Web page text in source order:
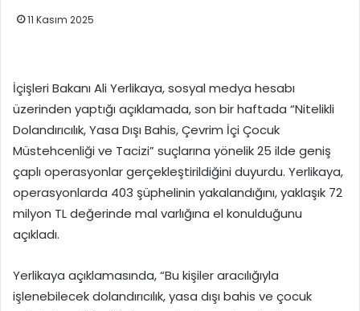
11 Kasım 2025
İçişleri Bakanı Ali Yerlikaya, sosyal medya hesabı
üzerinden yaptığı açıklamada, son bir haftada “Nitelikli
Dolandırıcılık, Yasa Dışı Bahis, Çevrim İçi Çocuk
Müstehcenliği ve Tacizi” suçlarına yönelik 25 ilde geniş
çaplı operasyonlar gerçekleştirildiğini duyurdu. Yerlikaya,
operasyonlarda 403 şüphelinin yakalandığını, yaklaşık 72
milyon TL değerinde mal varlığına el konulduğunu
açıkladı.
Yerlikaya açıklamasında, “Bu kişiler aracılığıyla
işlenebilecek dolandırıcılık, yasa dışı bahis ve çocuk